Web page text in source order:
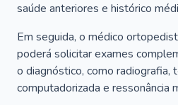
saúde anteriores e histórico
Em seguida, o médico
poderá solicitar exames
o diagnóstico, como radiografia,
computadorizada e ressonância